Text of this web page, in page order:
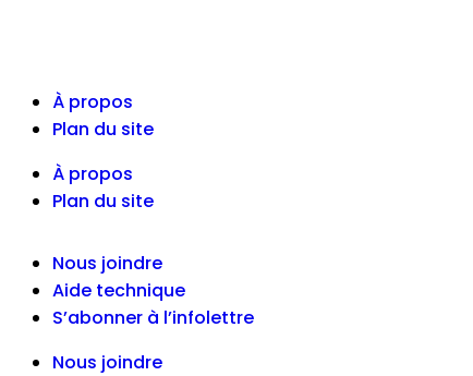
À propos
Plan du site
À propos
Plan du site
Nous joindre
Aide technique
S’abonner à l’infolettre
Nous joindre